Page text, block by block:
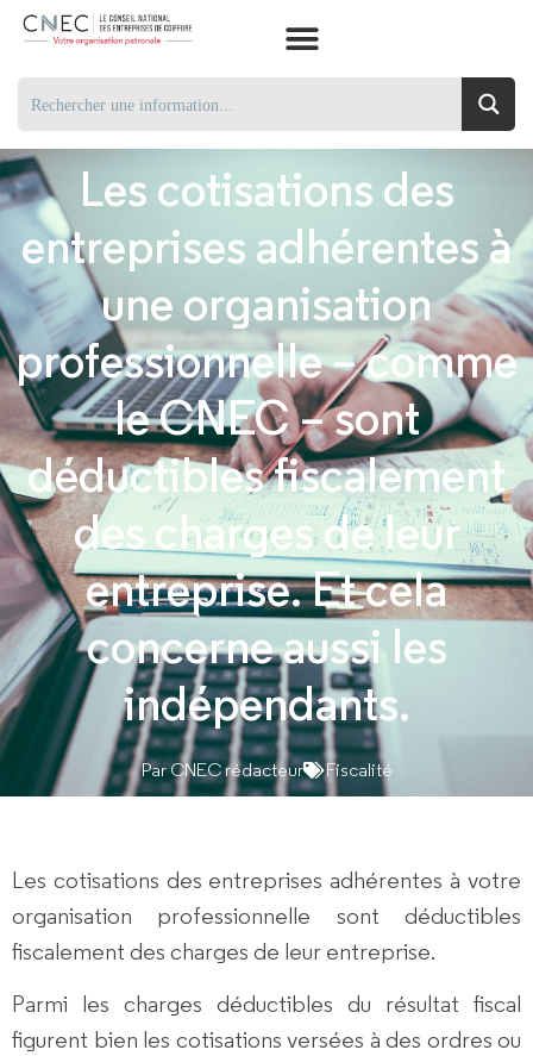
Les cotisations des
entreprises adhérentes à
une organisation
professionnelle – comme
le CNEC – sont
déductibles fiscalement
des charges de leur
entreprise. Et cela
concerne aussi les
indépendants.
ParCNEC rédacteur Fiscalité
Les cotisations des entreprises adhérentes à votre
organisation professionnelle sont déductibles
fiscalement des charges de leur entreprise.
Parmi les charges déductibles du résultat fiscal
figurent bien les cotisations versées à des ordres ou